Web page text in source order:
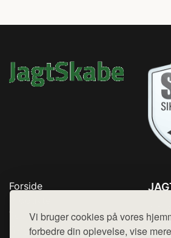
Vi bruger cookies på vores
forbedre din oplevelse, vise
Forside
Top Rabatter
Blog
Mail: